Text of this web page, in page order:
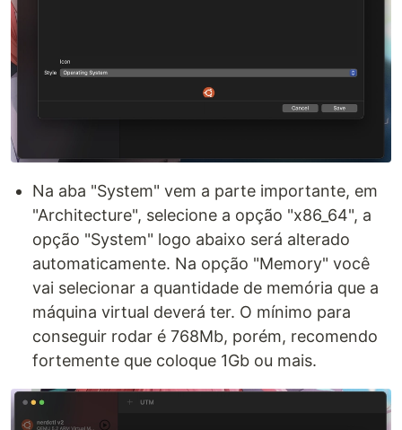
Na aba "System" vem a parte importante, em
"Architecture", selecione a opção "x86_64", a
opção "System" logo abaixo será alterado
automaticamente. Na opção "Memory" você
vai selecionar a quantidade de memória que a
máquina virtual deverá ter. O mínimo para
conseguir rodar é 768Mb, porém, recomendo
fortemente que coloque 1Gb ou mais.